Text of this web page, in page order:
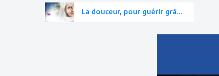
La douceur, pour guérir grâ...